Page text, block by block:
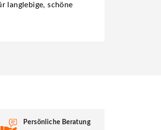
langlebige, schöne
Persönliche Beratung